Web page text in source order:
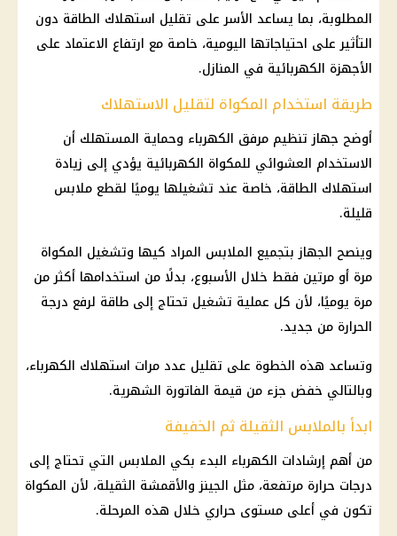
المطلوبة، بما يساعد الأسر على تقليل استهلاك الطاقة دون
التأثير على احتياجاتها اليومية، خاصة مع ارتفاع الاعتماد على
الأجهزة الكهربائية في المنازل.
طريقة استخدام المكواة لتقليل الاستهلاك
أوضح جهاز تنظيم مرفق الكهرباء وحماية المستهلك أن
الاستخدام العشوائي للمكواة الكهربائية يؤدي إلى زيادة
استهلاك الطاقة، خاصة عند تشغيلها يوميًا لقطع ملابس
قليلة.
وينصح الجهاز بتجميع الملابس المراد كيها وتشغيل المكواة
مرة أو مرتين فقط خلال الأسبوع، بدلًا من استخدامها أكثر من
مرة يوميًا، لأن كل عملية تشغيل تحتاج إلى طاقة لرفع درجة
الحرارة من جديد.
وتساعد هذه الخطوة على تقليل عدد مرات استهلاك الكهرباء،
وبالتالي خفض جزء من قيمة الفاتورة الشهرية.
ابدأ بالملابس الثقيلة ثم الخفيفة
من أهم إرشادات الكهرباء البدء بكي الملابس التي تحتاج إلى
درجات حرارة مرتفعة، مثل الجينز والأقمشة الثقيلة، لأن المكواة
تكون في أعلى مستوى حراري خلال هذه المرحلة.